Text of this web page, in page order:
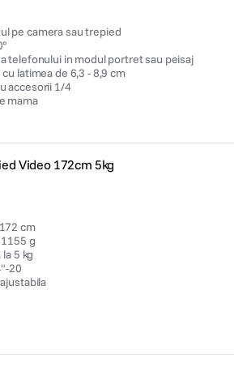
pe camera sau trepied
telefonului in modul portret sau peisaj
latimea de 6,3 - 8,9 cm
accesorii 1/4
mama
Video 172cm 5kg
cm
g
5 kg
20